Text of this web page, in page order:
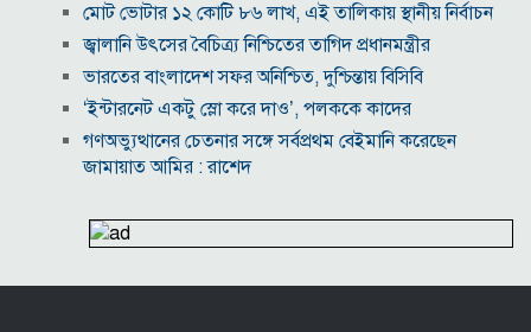
মোট ভোটার ১২ কোটি ৮৬ লাখ, এই তালিকায় স্থানীয় নির্বাচন
জ্বালানি উৎসের বৈচিত্র্য নিশ্চিতের তাগিদ প্রধানমন্ত্রীর
ভারতের বাংলাদেশ সফর অনিশ্চিত, দুশ্চিন্তায় বিসিবি
‘ইন্টারনেট একটু স্লো করে দাও’, পলককে কাদের
গণঅভ্যুত্থানের চেতনার সঙ্গে সর্বপ্রথম বেইমানি করেছেন
জামায়াত আমির : রাশেদ
কুড়িগ্রামে শহিদমিনার শাপলা চত্বর ভেঙে সংকুচিত করায়
সবার সম্মিলিত প্রচেষ্টায় সুন্দর বাংলাদেশ গড়তে চাই: